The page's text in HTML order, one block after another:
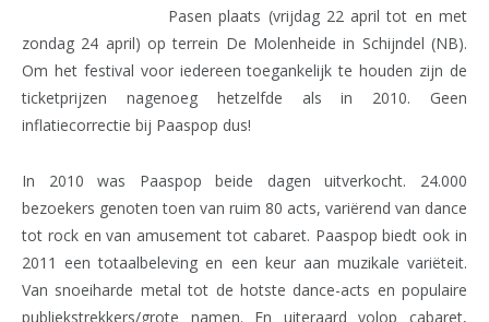
Pasen plaats (vrijdag 22 april tot en met
zondag 24 april) op terrein De Molenheide in Schijndel (NB).
Om het festival voor iedereen toegankelijk te houden zijn de
ticketprijzen nagenoeg hetzelfde als in 2010. Geen
inflatiecorrectie bij Paaspop dus!
In 2010 was Paaspop beide dagen uitverkocht. 24.000
bezoekers genoten toen van ruim 80 acts, variërend van dance
tot rock en van amusement tot cabaret. Paaspop biedt ook in
2011 een totaalbeleving en een keur aan muzikale variëteit.
Van snoeiharde metal tot de hotste dance-acts en populaire
publiekstrekkers/grote namen. En uiteraard volop cabaret,